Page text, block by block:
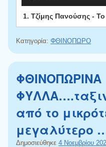
1. Τζίμης Πανούσης - Το τραγουδι του
Κατηγορία: ΦΘΙΝΟΠΩΡΟ
ΦΘΙΝΟΠΩΡΙΝΑ
από το
μεγαλύτερο
Δημοσιεύθηκε 4 Νοεμβρίου